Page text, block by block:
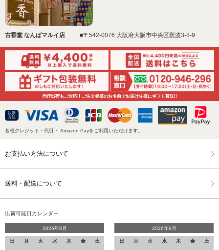
古香堂 なんばマルイ店 ■〒542-0076 大阪府大阪市中央区難波3-8-9
代行出荷もご対応!! ご注文者様のお名前でお届け先様にギフト直送!!
決済
方法
各種クレジット・代引・ Amazon Payをご利用いただけます。
お支払い方法について
送料・配送について
出荷可能日カレンダー
2026年8月
日 月 火 水 木 金 土
2026年9月
日 月 火 水 木 金 土